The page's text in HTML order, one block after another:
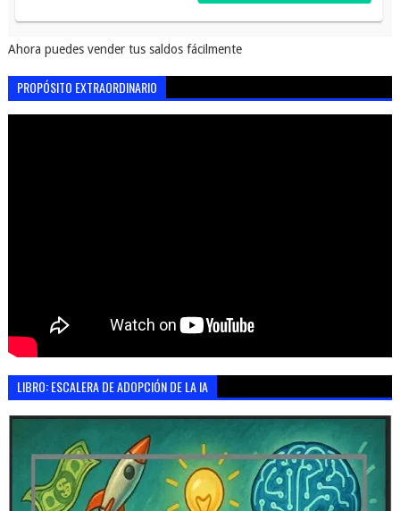
Ahora puedes vender tus saldos fácilmente
PROPÓSITO EXTRAORDINARIO
LIBRO: ESCALERA DE ADOPCIÓN DE LA IA